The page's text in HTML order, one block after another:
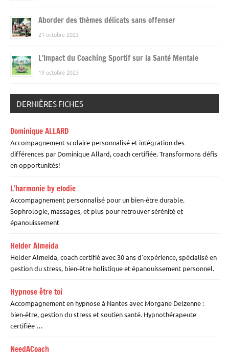
Aborder des thèmes délicats sans offenser
21 octobre 2023
L’Impact du Coaching Sportif sur la Santé Mentale
19 octobre 2023
DERNIÈRES FICHES
Dominique ALLARD
Accompagnement scolaire personnalisé et intégration des
différences par Dominique Allard, coach certifiée. Transformons défis
en opportunités!
L’harmonie by elodie
Accompagnement personnalisé pour un bien-être durable.
Sophrologie, massages, et plus pour retrouver sérénité et
épanouissement
Helder Almeida
Helder Almeida, coach certifié avec 30 ans d'expérience, spécialisé en
gestion du stress, bien-être holistique et épanouissement personnel.
Hypnose être toi
Accompagnement en hypnose à Nantes avec Morgane Delzenne :
bien-être, gestion du stress et soutien santé. Hypnothérapeute
certifiée …
NeedACoach